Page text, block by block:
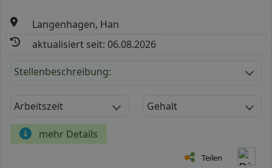
Langenhagen, Han
aktualisiert seit: 06.08.2026
Stellenbeschreibung:
Arbeitszeit Gehalt
mehr Details
Teilen